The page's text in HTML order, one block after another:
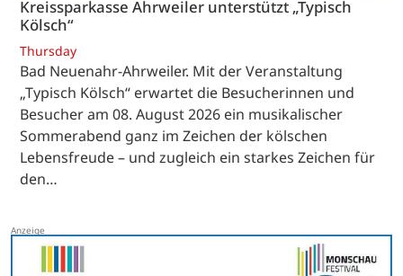
Kreissparkasse Ahrweiler unterstützt „Typisch
Kölsch“
Thursday
Bad Neuenahr-Ahrweiler. Mit der Veranstaltung
„Typisch Kölsch“ erwartet die Besucherinnen und
Besucher am 08. August 2026 ein musikalischer
Sommerabend ganz im Zeichen der kölschen
Lebensfreude – und zugleich ein starkes Zeichen für
den…